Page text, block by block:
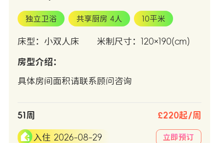
独立卫浴 共享厨房 4人 10平米
床型：小双人床 米制尺寸：120×190(cm)
房型介绍：
具体房间面积请联系顾问咨询
51周 £220起/周
入住 2026-08-29 立即预订